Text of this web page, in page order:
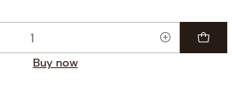
Buy now